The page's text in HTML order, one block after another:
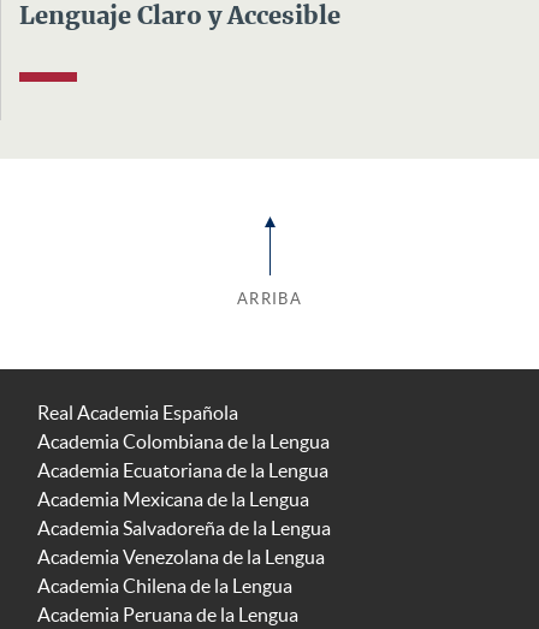
Lenguaje Claro y Accesible
ARRIBA
Real Academia Española
Academia Colombiana de la Lengua
Academia Ecuatoriana de la Lengua
Academia Mexicana de la Lengua
Academia Salvadoreña de la Lengua
Academia Venezolana de la Lengua
Academia Chilena de la Lengua
Academia Peruana de la Lengua